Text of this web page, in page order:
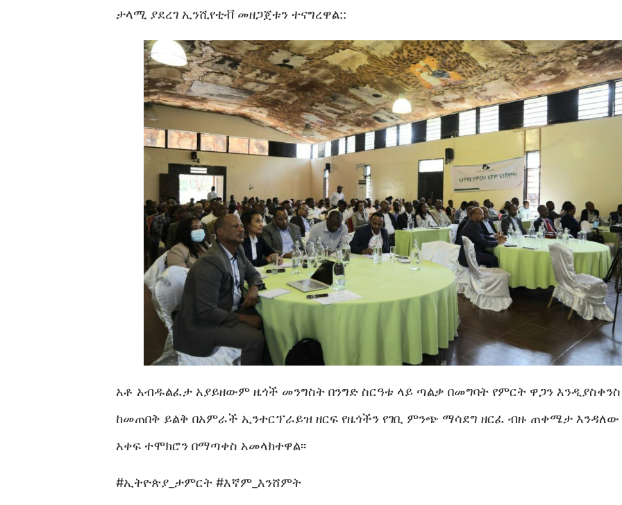
ታላሚ ያደረገ ኢንሺየቲቭ መዘጋጀቱን ተናግረዋል::
አቶ አብዱልፈታ አያይዘውም ዜጎች መንግስት በንግድ ስርዓቱ ላይ ጣልቃ በመግባት የምርት ዋጋን እንዲያስቀንስ
ከመጠበቅ ይልቅ በአምራች ኢንተርፕራይዝ ዘርፍ የዜጎችን የገቢ ምንጭ ማሳደግ ዘርፈ ብዙ ጠቀሜታ እንዳለው
አቀፍ ተሞክሮን በማጣቀስ አመላክተዋል፡፡
#ኢትዮጵያ_ታምርት #እኛም_እንሸምት